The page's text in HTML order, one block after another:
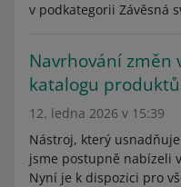
v podkategorii Závěsná
Navrhování
katalogu
12. ledna 2026 v 15:39
Nástroj, který
jsme postupně nabízeli
Nyní je k dispozici pro